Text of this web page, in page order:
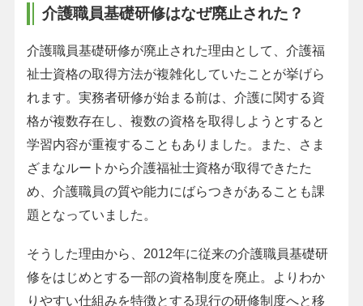
介護職員基礎研修はなぜ廃止された？
介護職員基礎研修が廃止された理由として、介護福
祉士資格の取得方法が複雑化していたことが挙げら
れます。実務者研修が始まる前は、介護に関する資
格が複数存在し、複数の資格を取得しようとすると
学習内容が重複することもありました。また、さま
ざまなルートから介護福祉士資格が取得できたた
め、介護職員の質や能力にばらつきがあることも課
題となっていました。
そうした理由から、2012年に従来の介護職員基礎研
修をはじめとする一部の資格制度を廃止。よりわか
りやすい仕組みを特徴とする現行の研修制度へと移